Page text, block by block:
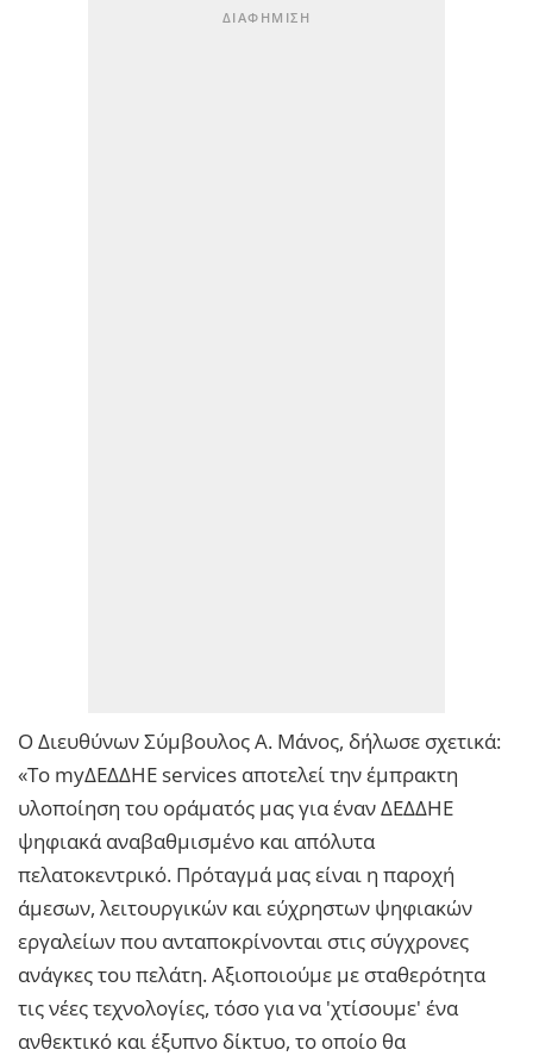
Ο Διευθύνων Σύμβουλος Α. Μάνος, δήλωσε σχετικά:
«Το myΔΕΔΔΗΕ services αποτελεί την έμπρακτη
υλοποίηση του οράματός μας για έναν ΔΕΔΔΗΕ
ψηφιακά αναβαθμισμένο και απόλυτα
πελατοκεντρικό. Πρόταγμά μας είναι η παροχή
άμεσων, λειτουργικών και εύχρηστων ψηφιακών
εργαλείων που ανταποκρίνονται στις σύγχρονες
ανάγκες του πελάτη. Αξιοποιούμε με σταθερότητα
τις νέες τεχνολογίες, τόσο για να 'χτίσουμε' ένα
ανθεκτικό και έξυπνο δίκτυο, το οποίο θα